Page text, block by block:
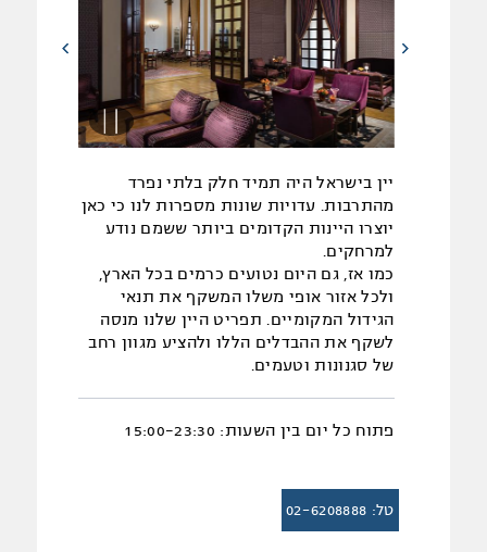
יין בישראל היה תמיד חלק בלתי נפרד
מהתרבות. עדויות שונות מספרות לנו כי כאן
יוצרו היינות הקדומים ביותר ששמם נודע
למרחקים.
כמו אז, גם היום נטועים כרמים בכל הארץ,
ולכל אזור אופי משלו המשקף את תנאי
הגידול המקומיים. תפריט היין שלנו מנסה
לשקף את ההבדלים הללו ולהציע מגוון רחב
של סגנונות וטעמים.
פתוח כל יום בין השעות: 15:00-23:30
טל: 02-6208888